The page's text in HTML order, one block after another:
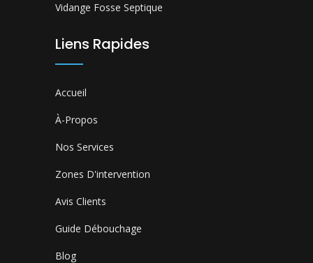
Vidange Fosse Septique
Liens Rapides
Accueil
À-Propos
Nos Services
Zones D'intervention
Avis Clients
Guide Débouchage
Blog